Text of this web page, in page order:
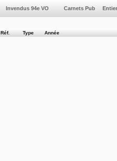
Invendus 94e VO
Réf. Type Année